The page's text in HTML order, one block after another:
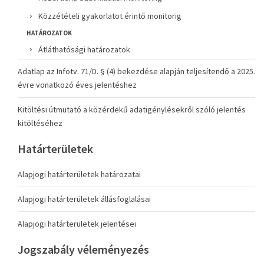
Közzétételi gyakorlatot érintő monitorig
HATÁROZATOK
Átláthatósági határozatok
Adatlap az Infotv. 71/D. § (4) bekezdése alapján teljesítendő a 2025.
évre vonatkozó éves jelentéshez
Kitöltési útmutató a közérdekű adatigénylésekről szóló jelentés
kitöltéséhez
Határterületek
Alapjogi határterületek határozatai
Alapjogi határterületek állásfoglalásai
Alapjogi határterületek jelentései
Jogszabály véleményezés